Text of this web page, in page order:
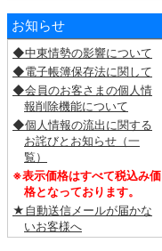
お知らせ
◆中東情勢の影響について
◆電子帳簿保存法に関して
◆会員のお客さまの個人情
報削除機能について
◆個人情報の流出に関する
お詫びとお知らせ（一
覧）
※表示価格はすべて税込み価
格となっております。
★自動送信メールが届かな
いお客様へ